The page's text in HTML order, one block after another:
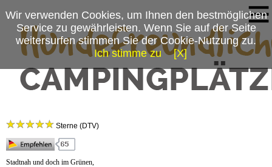
Campingplatzmenü
Stellplätze
Mietobjekte
Sterne (DTV)
Stadtnah und doch im Grünen,
Wir verwenden Cookies, um Ihnen den bestmöglichen
Service zu gewährleisten. Wenn Sie auf der Seite
weitersurfen stimmen Sie der Cookie-Nutzung zu.
Ich stimme zu
[X]